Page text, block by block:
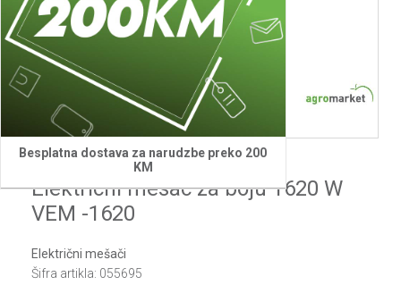
Besplatna dostava za narudzbe preko 200
KM
1 2 5 6
Villager
Elektricni mesac za boju 1620 W
VEM -1620
Električni mešači
Šifra artikla: 055695